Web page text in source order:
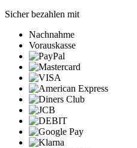
Sicher bezahlen mit
Nachnahme
Vorauskasse